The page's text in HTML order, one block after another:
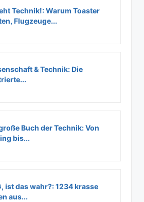
Technik!: Warum Toaster
Flugzeuge...
& Technik: Die
Buch der Technik: Von
bis...
ist das wahr?: 1234 krasse
aus...